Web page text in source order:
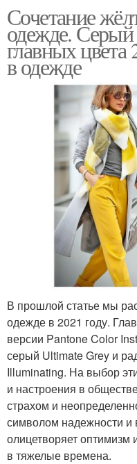
Сочетание
одежде.
главных цвета
в одежде
В прошлой статье мы
одежде в 2021 году.
версии Pantone Color
серый Ultimate Grey и
Illuminating. На выбор
и настроения в
страхом и
символом надежности
олицетворяет оптимизм
в тяжелые времена.